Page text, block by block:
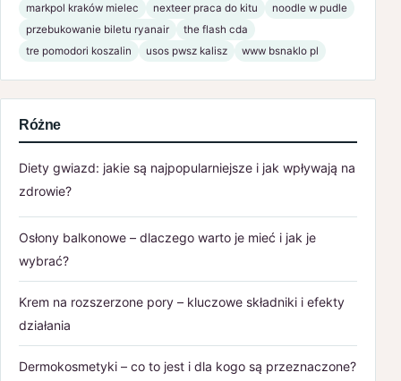
markpol kraków mielec
nexteer praca do kitu
noodle w pudle
przebukowanie biletu ryanair
the flash cda
tre pomodori koszalin
usos pwsz kalisz www bsnaklo pl
Różne
Diety gwiazd: jakie są najpopularniejsze i jak wpływają na
zdrowie?
Osłony balkonowe – dlaczego warto je mieć i jak je
wybrać?
Krem na rozszerzone pory – kluczowe składniki i efekty
działania
Dermokosmetyki – co to jest i dla kogo są przeznaczone?